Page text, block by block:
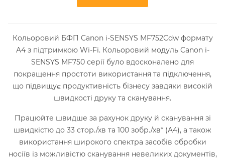
Кольоровий БФП Canon i-SENSYS MF752Cdw формату
A4 з підтримкою Wi-Fi. Кольоровий модуль Canon i-
SENSYS MF750 серії було вдосконалено для
покращення простоти використання та підключення,
що підвищує продуктивність бізнесу завдяки високій
швидкості друку та сканування.
Працюйте швидше за рахунок друку й сканування зі
швидкістю до 33 стор./хв та 100 зобр./хв* (A4), а також
використання широкого спектра засобів обробки
носіїв із можливістю сканування невеликих документів,